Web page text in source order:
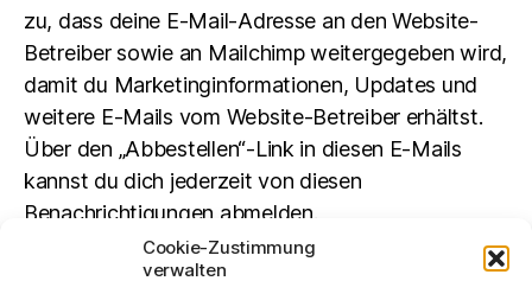
Cookie-Zustimmung
verwalten
zu, dass deine E-Mail-Adresse an den Website-
Betreiber sowie an Mailchimp weitergegeben wird,
damit du Marketinginformationen, Updates und
weitere E-Mails vom Website-Betreiber erhältst.
Über den „Abbestellen“-Link in diesen E-Mails
kannst du dich jederzeit von diesen
Benachrichtigungen abmelden.